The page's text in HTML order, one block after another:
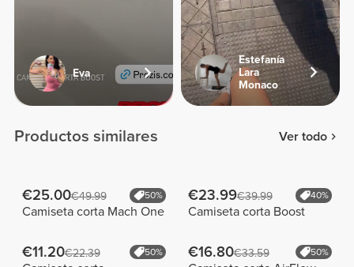
Eva
Estefanía
Lara
Monaco
Productos similares Ver todo
€25.00€49.99 50%
Camiseta corta Mach One
€23.99€39.99 40%
Camiseta corta Boost
€11.20€22.39 50% €16.80€33.59 50%